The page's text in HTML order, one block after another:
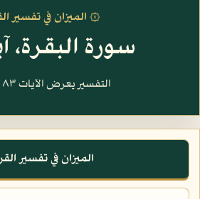
۞ الميزان في تفسير
سورة البقرة،
التفسير يعرض الآيات ٨٣ إلى ٨٨
الميزان في تفسير